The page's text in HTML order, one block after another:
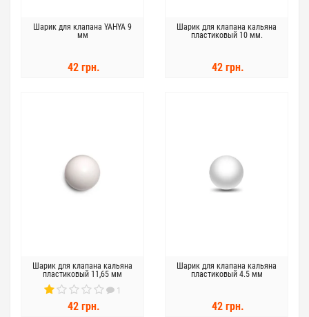
Шарик для клапана YAHYA 9
мм
42 грн.
Шарик для клапана кальяна
пластиковый 10 мм.
42 грн.
Шарик для клапана кальяна
пластиковый 11,65 мм
1
42 грн.
Шарик для клапана кальяна
пластиковый 4.5 мм
42 грн.